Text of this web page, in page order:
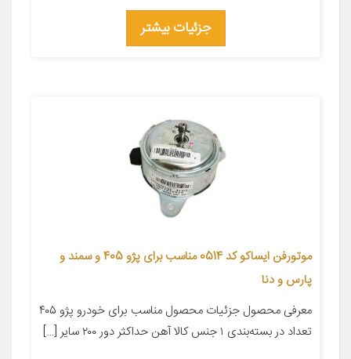
جزئیات بیشتر
موتورفن ایساکو کد 0514 مناسب برای پژو 405 و سمند و
پارس و دنا
معرفی محصول جزئیات محصول مناسب برای خودرو پژو ۴۰۵
تعداد در بسته‌بندی ۱ جنس کالا آهن حداکثر دور ۲۰۰ سایر […]